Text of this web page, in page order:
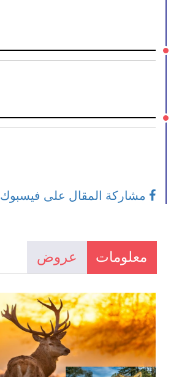
مشاركة المقال على فيسبوك
معلومات عروض